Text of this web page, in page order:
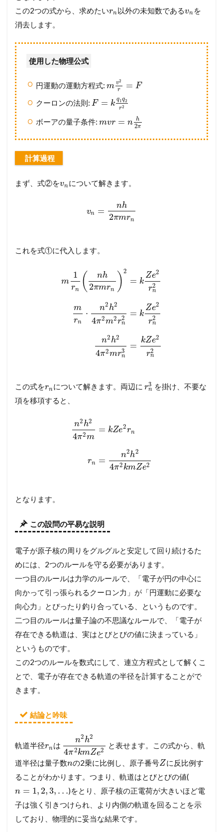
この2つの式から、求めたいrn以外の未知数であるvn を
消去します。
使用した物理公式
円運動の運動方程式: m v2
r = F
クーロンの法則: F = k
q1 q2
r2
ボーアの量子条件: mvr = n h
2π
計算過程
まず、式②をvnについて解きます。
vn =
nh
2πmrn
これを式①に代入します。
m
1
rn ( nh
2πmrn ) 2
m
rn
⋅
n2 h2
4π2m2r2
n
n2 h2
4π2mr3
n
= k
Ze2
r2
n
= k
Ze2
r2
n
=
kZe2
r2
n
この式をrnについて解きます。両辺にr3
n を掛け、不要な
項を移項すると、
n2 h2
4π2m
rn
= kZe2rn
=
n2h2
4π2 kmZe2
となります。
この設問の平易な説明
電子が原子核の周りをグルグルと安定して回り続けるた
めには、2つのルールを守る必要があります。
一つ目のルールは力学のルールで、「電子が円の中心に
向かって引っ張られるクーロン力」が「円運動に必要な
向心力」とぴったり釣り合っている、というものです。
二つ目のルールは量子論の不思議なルールで、「電子が
存在できる軌道は、実はとびとびの値に決まっている」
というものです。
この2つのルールを数式にして、連立方程式として解くこ
とで、電子が存在できる軌道の半径を計算することがで
きます。
結論と吟味
軌道半径rnは
n2 h2
4π2kmZe2
と表せます。この式から、軌
道半径は量子数nの2乗に比例し、原子番号Zに反比例す
ることがわかります。つまり、軌道はとびとびの値(
n = 1, 2,3, …)をとり、原子核の正電荷が大きいほど電
子は強く引きつけられ、より内側の軌道を回ることを示
しており、物理的に妥当な結果です。